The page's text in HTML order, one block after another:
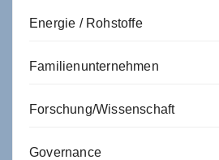
Energie / Rohstoffe
Familienunternehmen
Forschung/Wissenschaft
Governance